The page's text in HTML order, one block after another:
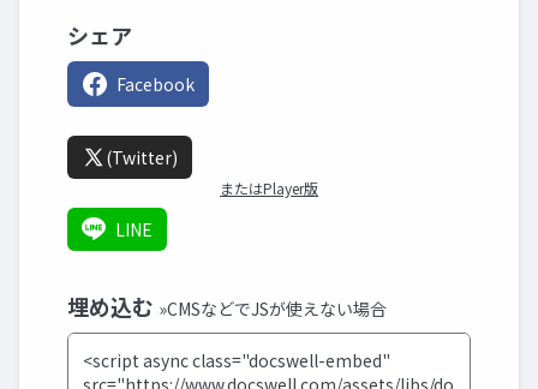
シェア
Facebook
(Twitter)
またはPlayer版
LINE
埋め込む »CMSなどでJSが使えない場合